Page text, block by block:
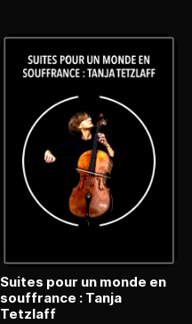
Suites pour un monde en
souffrance : Tanja
Tetzlaff